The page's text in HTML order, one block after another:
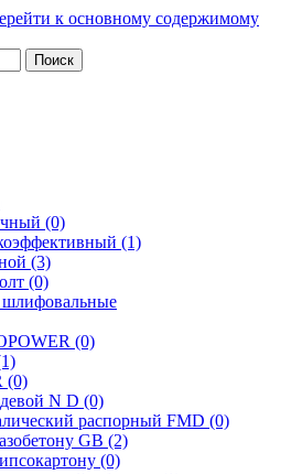
к основному содержимому
Поиск
(0)
(1)
(3)
(0)
шлифовальные
(0)
(0)
N D (0)
распорный FMD (0)
GB (2)
(0)